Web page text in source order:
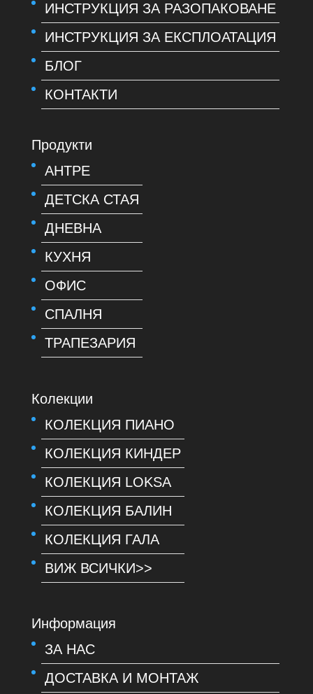
ИНСТРУКЦИЯ ЗА РАЗОПАКОВАНЕ
ИНСТРУКЦИЯ ЗА ЕКСПЛОАТАЦИЯ
БЛОГ
КОНТАКТИ
Продукти
АНТРЕ
ДЕТСКА СТАЯ
ДНЕВНА
КУХНЯ
ОФИС
СПАЛНЯ
ТРАПЕЗАРИЯ
Колекции
КОЛЕКЦИЯ ПИАНО
КОЛЕКЦИЯ КИНДЕР
КОЛЕКЦИЯ LOKSA
КОЛЕКЦИЯ БАЛИН
КОЛЕКЦИЯ ГАЛА
ВИЖ ВСИЧКИ>>
Информация
ЗА НАС
ДОСТАВКА И МОНТАЖ